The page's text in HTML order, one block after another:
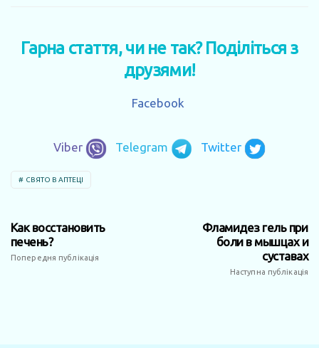
Гарна стаття, чи не так? Поділіться з
друзями!
Facebook
Viber Telegram Twitter
СВЯТО В АПТЕЦІ
Как восстановить
печень?
Попередня публікація
Фламидез гель при
боли в мышцах и
суставах
Наступна публікація